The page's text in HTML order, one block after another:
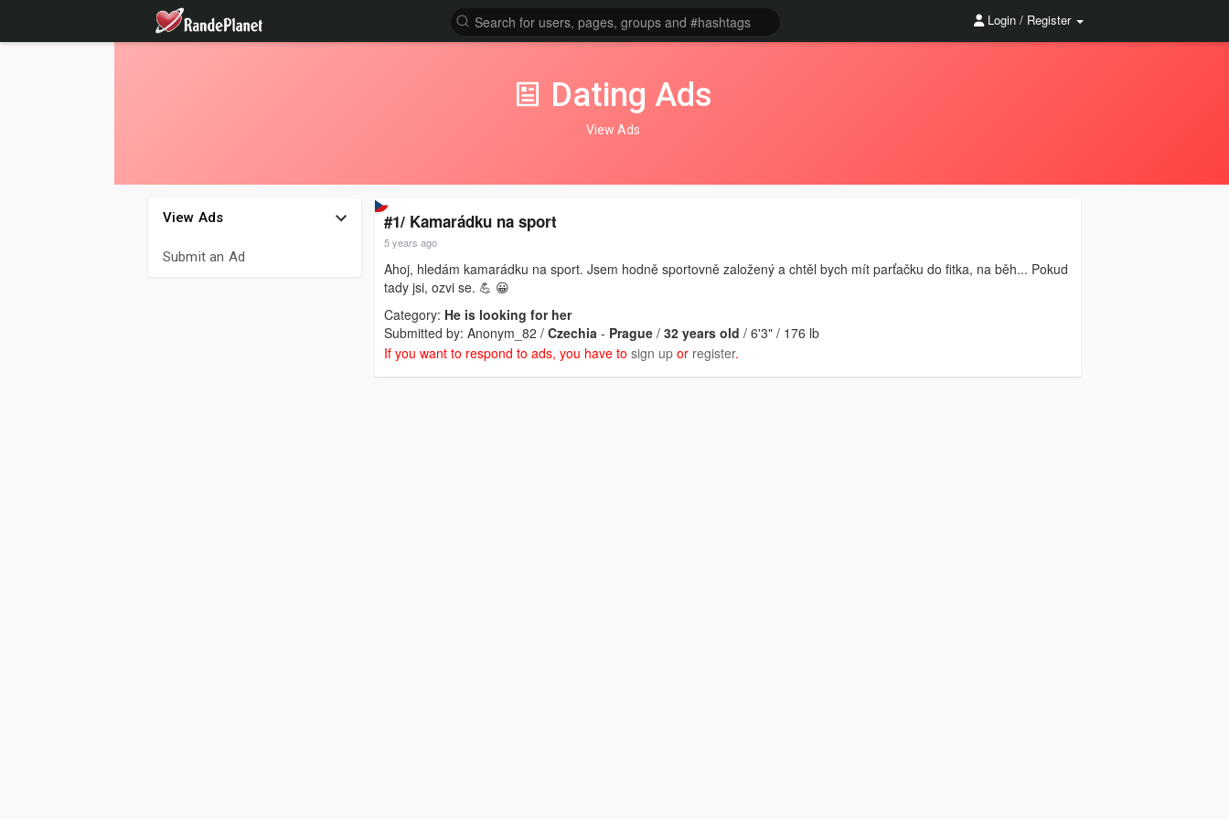
Login / Register
Dating Ads
View Ads
View Ads
Submit an Ad
#1/ Kamarádku na sport
5 years ago
Ahoj, hledám kamarádku na sport. Jsem hodně sportovně založený a chtěl bych mít parťačku do fitka, na běh... Pokud
tady jsi, ozvi se. 💪 😀
Category: He is looking for her
Submitted by: Anonym_82 / Czechia- Prague/ 32 years old / 6'3" / 176 lb
If you want to respond to ads, you have to sign upor register.